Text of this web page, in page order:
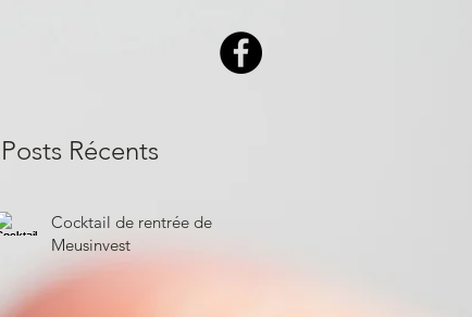
Posts Récents
Cocktail de rentrée de
Meusinvest